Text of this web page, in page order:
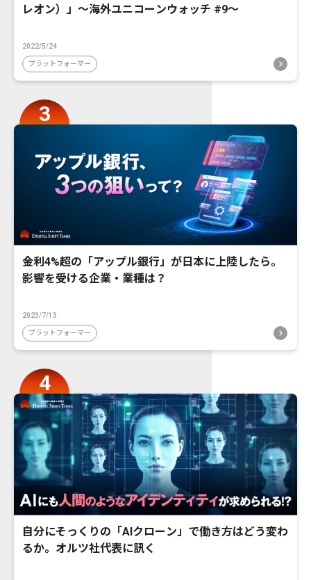
レオン）」〜海外ユニコーンウォッチ #9〜
2022/5/24
プラットフォーマー
金利4%超の「アップル銀行」が日本に上陸したら。
影響を受ける企業・業種は？
2023/7/13
プラットフォーマー
自分にそっくりの「AIクローン」で働き方はどう変わ
るか。オルツ社代表に訊く